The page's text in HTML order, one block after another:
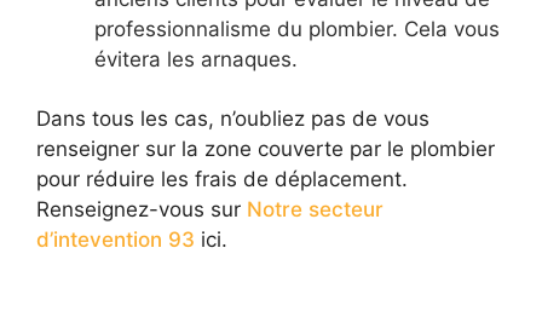
professionnalisme du plombier. Cela vous
évitera les arnaques.
Dans tous les cas, n’oubliez pas de vous
renseigner sur la zone couverte par le plombier
pour réduire les frais de déplacement.
Renseignez-vous sur Notre secteur
d’intevention 93 ici.